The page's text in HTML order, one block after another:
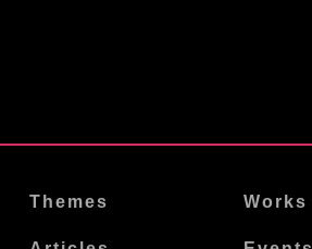
Themes Works